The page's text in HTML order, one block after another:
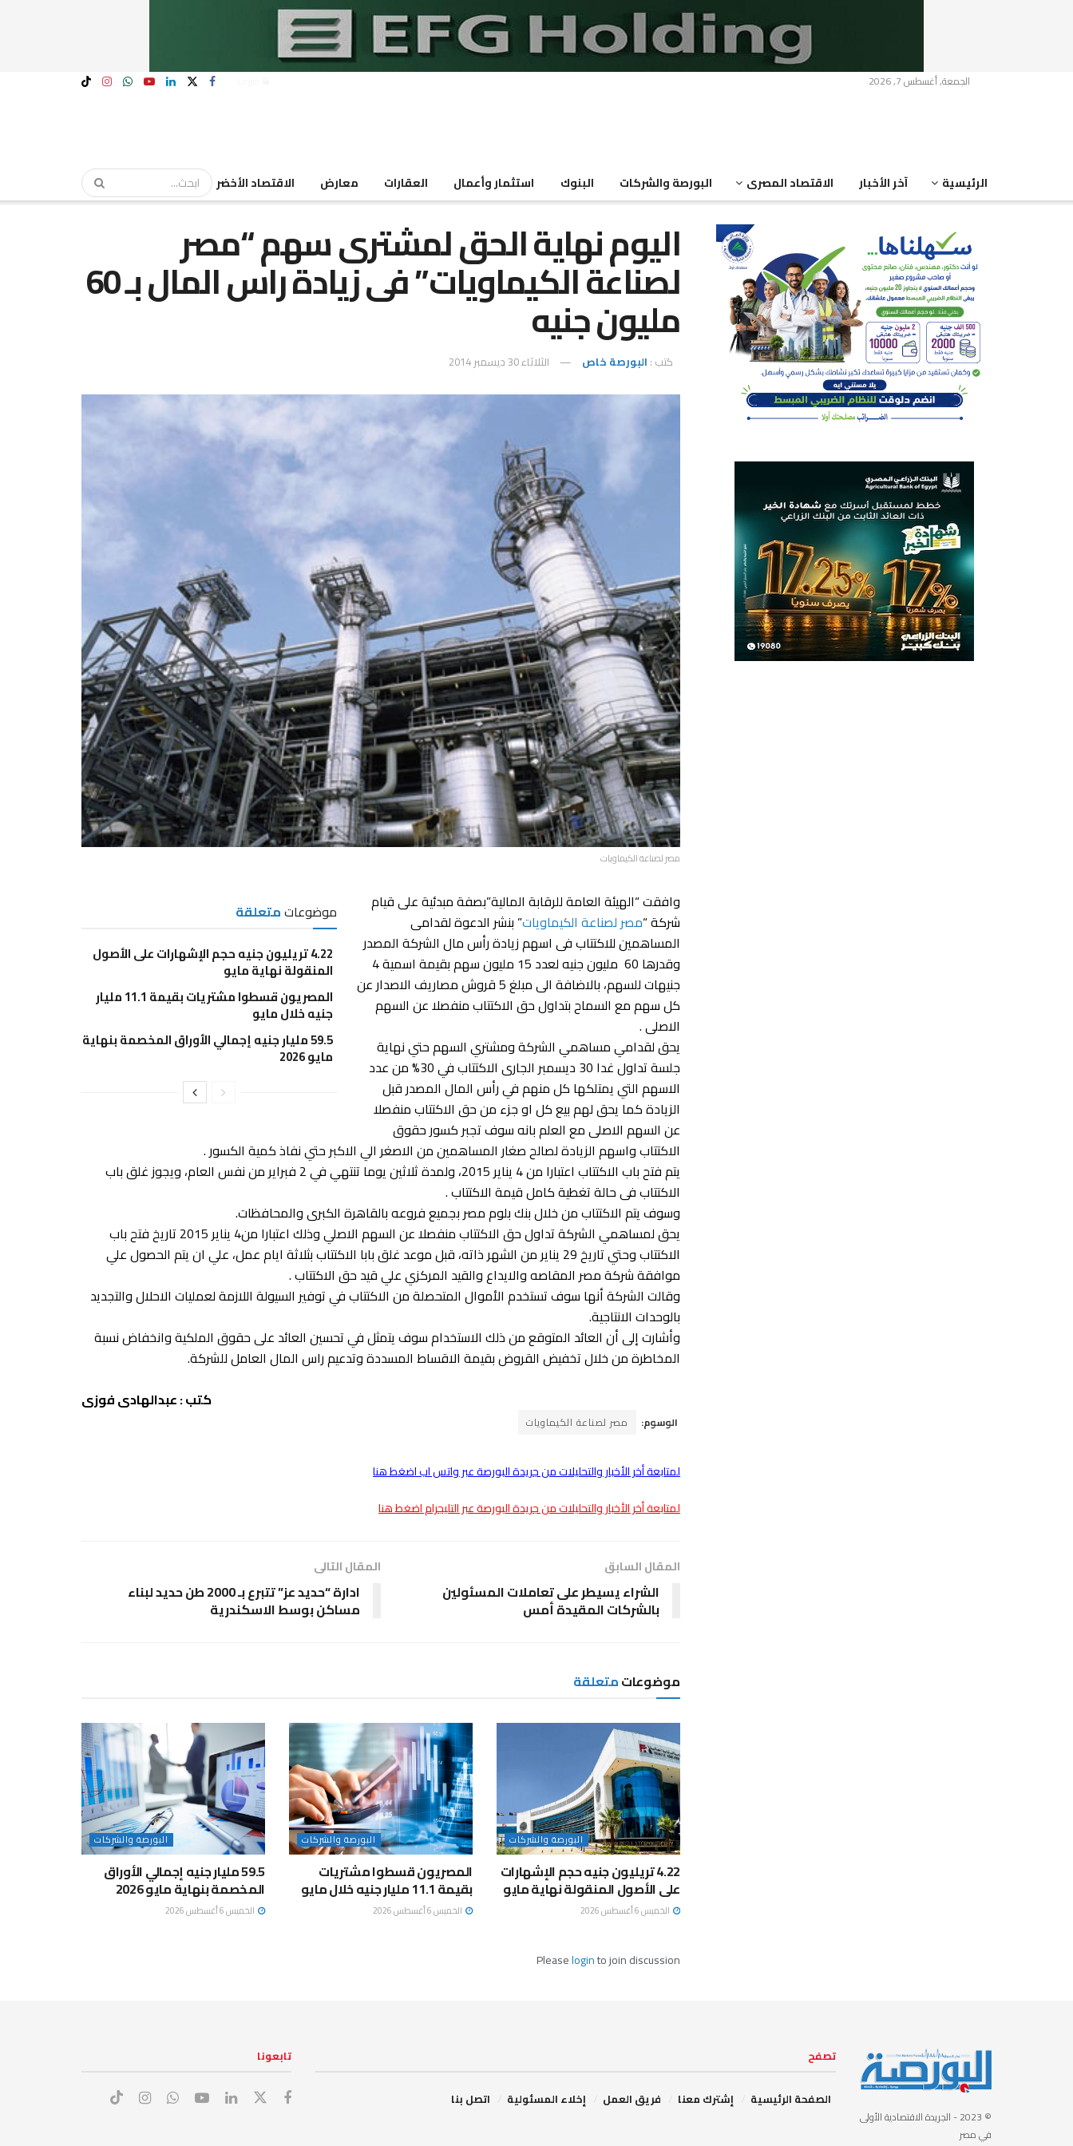
الجمعة, أغسطس 7, 2026
الرئيسية آخر الأخبار الاقتصاد المصرى البورصة والشركات البنوك استثمار وأعمال العقارات معارض الاقتصاد الأخضر
اليوم نهاية الحق لمشترى سهم “مصر
لصناعة الكيماويات” فى زيادة راس المال بـ 60
مليون جنيه
كتب : البورصة خاص الثلاثاء 30 ديسمبر 2014
مصر لصناعة الكيماويات
موضوعاتمتعلقة
4.22 تريليون جنيه حجم الإشهارات على الأصول
المنقولة نهاية مايو
المصريون قسطوا مشتريات بقيمة 11.1 مليار
جنيه خلال مايو
59.5 مليار جنيه إجمالي الأوراق المخصمة بنهاية
مايو 2026
وافقت “الهيئة العامة للرقابة المالية”بصفة مبدئية على قيام
شركة “مصر لصناعة الكيماويات” بنشر الدعوة لقدامى
المساهمين للاكتتاب فى اسهم زيادة رأس مال الشركة المصدر
وقدرها 60 مليون جنيه لعدد 15 مليون سهم بقيمة اسمية 4
جنيهات للسهم، بالاضافة الى مبلغ 5 قروش مصاريف الاصدار عن
كل سهم مع السماح بتداول حق الاكتتاب منفصلا عن السهم
الاصلى .
يحق لقدامي مساهمي الشركة ومشتري السهم حتي نهاية
جلسة تداول غدا 30 ديسمبر الجارى الاكتتاب في 30% من عدد
الاسهم التي يمتلكها كل منهم في رأس المال المصدر قبل
الزيادة كما يحق لهم بيع كل او جزء من حق الاكتتاب منفصلا
عن السهم الاصلى مع العلم بانه سوف تجبر كسور حقوق
الاكتتاب واسهم الزيادة لصالح صغار المساهمين من الاصغر الي الاكبر حتي نفاذ كمية الكسور .
يتم فتح باب الاكتتاب اعتبارا من 4 يناير 2015، ولمدة ثلاثين يوما تنتهي في 2 فبراير من نفس العام، ويجوز غلق باب
الاكتتاب فى حالة تغطية كامل قيمة الاكتتاب .
وسوف يتم الاكتتاب من خلال بنك بلوم مصر بجميع فروعه بالقاهرة الكبرى والمحافظات.
يحق لمساهمي الشركة تداول حق الاكتتاب منفصلا عن السهم الاصلي وذلك اعتبارا من4 يناير 2015 تاريخ فتح باب
الاكتتاب وحتي تاريخ 29 يناير من الشهر ذاته، قبل موعد غلق بابا الاكتتاب بثلاثة ايام عمل، علي ان يتم الحصول علي
موافقة شركة مصر المقاصه والايداع والقيد المركزي علي قيد حق الاكتتاب .
وقالت الشركة أنها سوف تستخدم الأموال المتحصلة من الاكتتاب في توفير السيولة اللازمة لعمليات الاحلال والتجديد
بالوحدات الانتاجية.
وأشارت إلى أن العائد المتوقع من ذلك الاستخدام سوف يتمثل في تحسين العائد على حقوق الملكية وانخفاض نسبة
المخاطرة من خلال تخفيض القروض بقيمة الاقساط المسددة وتدعيم راس المال العامل للشركة.
كتب : عبدالهادى فوزى
الوسوم: مصر لصناعة الكيماويات
لمتابعة أخر الأخبار والتحليلات من جريدة البورصة عبر واتس اب اضغط هنا
لمتابعة أخر الأخبار والتحليلات من جريدة البورصة عبر التليجرام اضغط هنا
المقال السابق
الشراء يسيطر على تعاملات المسئولين
بالشركات المقيدة أمس
المقال التالى
ادارة “حديد عز” تتبرع بـ 2000 طن حديد لبناء
مساكن بوسط الاسكندرية
موضوعاتمتعلقة
البورصة والشركات
4.22 تريليون جنيه حجم الإشهارات
على الأصول المنقولة نهاية مايو
الخميس 6 أغسطس 2026
البورصة والشركات
المصريون قسطوا مشتريات
بقيمة 11.1 مليار جنيه خلال مايو
الخميس 6 أغسطس 2026
البورصة والشركات
59.5 مليار جنيه إجمالي الأوراق
المخصمة بنهاية مايو 2026
الخميس 6 أغسطس 2026
Pleaseloginto join discussion
© 2023
- الجريدة الاقتصادية الأولى
في مصر
تصفح
الصفحة الرئيسية إشترك معنا فريق العمل إخلاء المسئولية اتصل بنا
تابعونا